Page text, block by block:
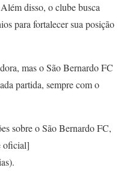
disso, o clube busca
para fortalecer sua posição
mas o São Bernardo FC
partida, sempre com o
sobre o São Bernardo FC,
oficial]